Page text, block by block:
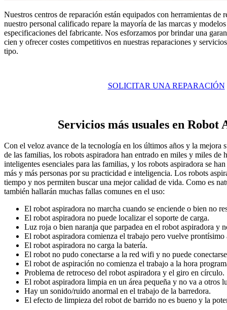
Nuestros centros de reparación están equipados con herramientas de
nuestro personal calificado repare la mayoría de las marcas y
especificaciones del fabricante. Nos esforzamos por brindar una
cien y ofrecer costes competitivos en nuestras reparaciones y
tipo.
SOLICITAR UNA REPARACIÓN
Servicios más usuales en Robot
Con el veloz avance de la tecnología en los últimos años y la mejora
de las familias, los robots aspiradora han entrado en miles y miles de
inteligentes esenciales para las familias, y los robots aspiradora se
más y más personas por su practicidad e inteligencia. Los robots
tiempo y nos permiten buscar una mejor calidad de vida. Como es
también hallarán muchas fallas comunes en el uso:
El robot aspiradora no marcha cuando se enciende o bien no
El robot aspiradora no puede localizar el soporte de carga.
Luz roja o bien naranja que parpadea en el robot aspiradora y
El robot aspiradora comienza el trabajo pero vuelve prontísimo
El robot aspiradora no carga la batería.
El robot no pudo conectarse a la red wifi y no puede
El robot de aspiración no comienza el trabajo a la hora
Problema de retroceso del robot aspiradora y el giro en círculo.
El robot aspiradora limpia en un área pequeña y no va a otros
Hay un sonido/ruido anormal en el trabajo de la barredora.
El efecto de limpieza del robot de barrido no es bueno y la